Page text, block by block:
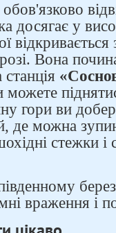
досягає у
Вона
можете
гори ви
де можна
стежки і
враження і